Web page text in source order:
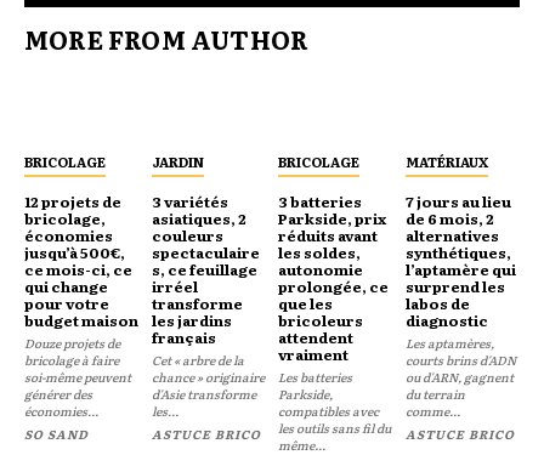
MORE FROM AUTHOR
BRICOLAGE
12 projets de
bricolage,
économies
jusqu’à 500€,
ce mois-ci, ce
qui change
pour votre
budget maison
Douze projets de
bricolage à faire
soi-même peuvent
générer des
économies...
SO SAND
JARDIN
3 variétés
asiatiques, 2
couleurs
spectaculaire
s, ce feuillage
irréel
transforme
les jardins
français
Cet « arbre de la
chance » originaire
d'Asie transforme
les...
ASTUCE BRICO
BRICOLAGE
3 batteries
Parkside, prix
réduits avant
les soldes,
autonomie
prolongée, ce
que les
bricoleurs
attendent
vraiment
Les batteries
Parkside,
compatibles avec
les outils sans fil du
même...
MATÉRIAUX
7 jours au lieu
de 6 mois, 2
alternatives
synthétiques,
l’aptamère qui
surprend les
labos de
diagnostic
Les aptamères,
courts brins d'ADN
ou d'ARN, gagnent
du terrain
comme...
ASTUCE BRICO